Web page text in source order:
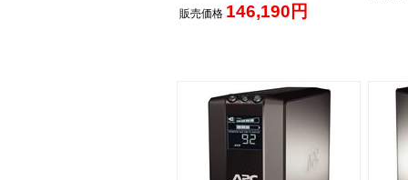
販売価格 146,190円